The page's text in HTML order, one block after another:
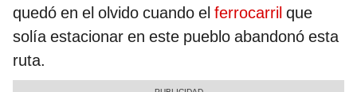
quedó en el olvido cuando el ferrocarril que
solía estacionar en este pueblo abandonó esta
ruta.